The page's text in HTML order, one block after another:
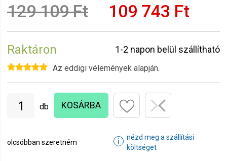
129 109 Ft 109 743 Ft
Raktáron 1-2 napon belül szállítható
Az eddigi vélemények alapján.
db KOSÁRBA
olcsóbban szeretném ℹ
nézd meg a szállítási
költséget